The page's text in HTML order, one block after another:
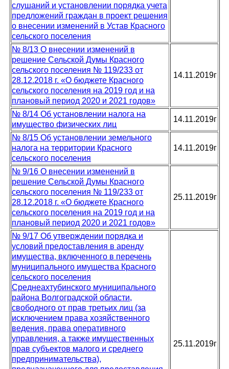
слушаний и установлении порядка учета
предложений граждан в проект решения
о внесении изменений в Устав Красного
сельского поселения
№ 8/13 О внесении изменений в
решение Сельской Думы Красного
сельского поселения № 119/233 от
28.12.2018 г. «О бюджете Красного
сельского поселения на 2019 год и на
плановый период 2020 и 2021 годов»
14.11.2019г
№ 8/14 Об установлении налога на
имущество физических лиц
14.11.2019г
№ 8/15 Об установлении земельного
налога на территории Красного
сельского поселения
14.11.2019г
№ 9/16 О внесении изменений в
решение Сельской Думы Красного
сельского поселения № 119/233 от
28.12.2018 г. «О бюджете Красного
сельского поселения на 2019 год и на
плановый период 2020 и 2021 годов»
25.11.2019г
№ 9/17 Об утверждении порядка и
условий предоставления в аренду
имущества, включенного в перечень
муниципального имущества Красного
сельского поселения
Среднеахтубинского муниципального
района Волгоградской области,
свободного от прав третьих лиц (за
исключением права хозяйственного
ведения, права оперативного
управления, а также имущественных
прав субъектов малого и среднего
предпринимательства),
25.11.2019г